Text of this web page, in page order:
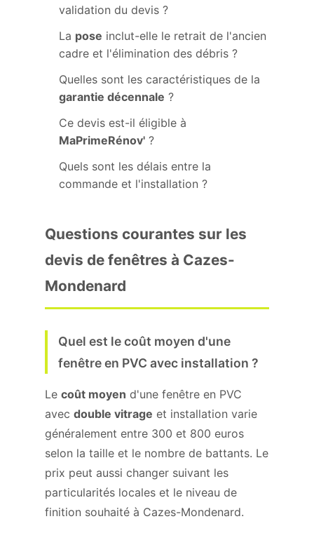
validation du devis ?
La pose inclut-elle le retrait de l'ancien
cadre et l'élimination des débris ?
Quelles sont les caractéristiques de la
garantie décennale ?
Ce devis est-il éligible à
MaPrimeRénov' ?
Quels sont les délais entre la
commande et l'installation ?
Questions courantes sur les
devis de fenêtres à Cazes-
Mondenard
Quel est le coût moyen d'une
fenêtre en PVC avec installation ?
Le coût moyen d'une fenêtre en PVC
avec double vitrage et installation varie
généralement entre 300 et 800 euros
selon la taille et le nombre de battants. Le
prix peut aussi changer suivant les
particularités locales et le niveau de
finition souhaité à Cazes-Mondenard.